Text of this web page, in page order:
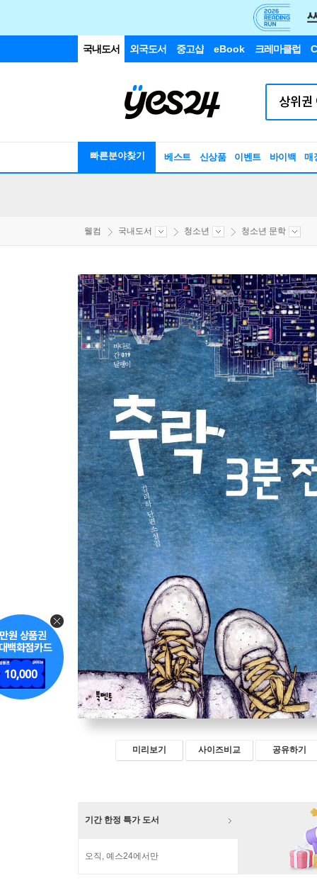
국내도서 외국도서 중고샵 eBook 크레마클럽
빠른분야찾기 베스트 신상품 이벤트 바이백 매
웰컴 국내도서 청소년 청소년 문학
미리보기 사이즈비교 공유하기
기간 한정 특가 도서
오직, 예스24에서만